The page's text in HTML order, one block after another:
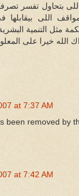
اللى بتحاول تفسر
اللى
الله خيرا على
at 7:37 AM
been removed by
at 7:42 AM